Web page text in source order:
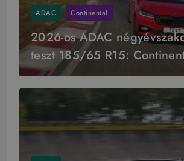
ADAC Continental
2026-os ADAC
teszt 185/65 R15:
győzelem